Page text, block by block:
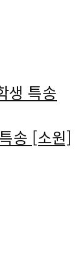
생 특송
송 [소원]